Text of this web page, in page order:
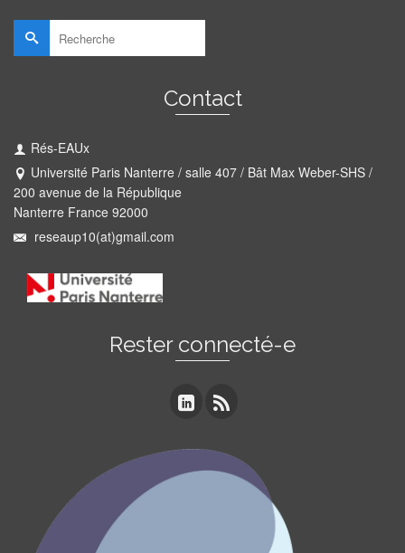
Rechercher :
Contact
Rés-EAUx
Université Paris Nanterre / salle 407 / Bât Max Weber-SHS /
200 avenue de la République
Nanterre France 92000
reseaup10(at)gmail.com
Rester connecté-e